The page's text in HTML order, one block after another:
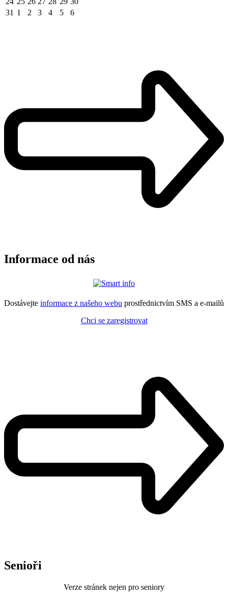
31 1 2 3 4 5 6
Informace od nás
Dostávejte informace z našeho webu prostřednictvím SMS a e-mailů
Chci se zaregistrovat
Senioři
Verze stránek nejen pro seniory